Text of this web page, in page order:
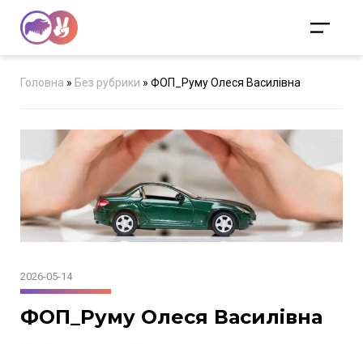
Головна » Без рубрики » ФОП_Руму Олеся Василівна
2026-05-14
ФОП_Руму Олеся Василівна